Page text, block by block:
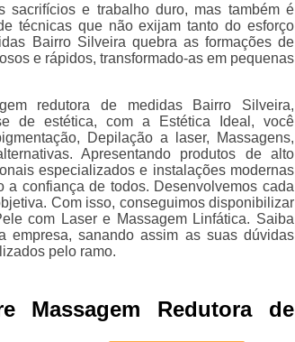
sacrifícios e trabalho duro, mas também é
técnicas que não exijam tanto do esforço
Bairro Silveira quebra as formações de
e rápidos, transformado-as em pequenas
redutora de medidas Bairro Silveira,
de estética, com a Estética Ideal, você
Depilação a laser, Massagens,
Apresentando produtos de alto
especializados e instalações modernas
a confiança de todos. Desenvolvemos cada
Com isso, conseguimos disponibilizar
com Laser e Massagem Linfática. Saiba
empresa, sanando assim as suas dúvidas
pelo ramo.
Massagem Redutora de